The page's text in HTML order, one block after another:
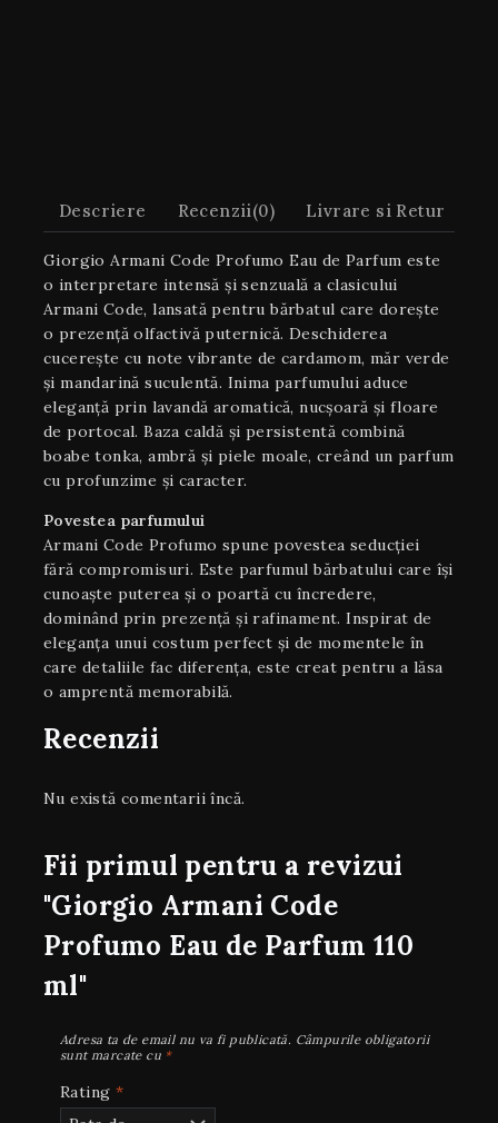
Descriere Recenzii(0) Livrare si Retur
Giorgio Armani Code Profumo Eau de Parfum este
o interpretare intensă și senzuală a clasicului
Armani Code, lansată pentru bărbatul care dorește
o prezență olfactivă puternică. Deschiderea
cucerește cu note vibrante de cardamom, măr verde
și mandarină suculentă. Inima parfumului aduce
eleganță prin lavandă aromatică, nucșoară și floare
de portocal. Baza caldă și persistentă combină
boabe tonka, ambră și piele moale, creând un parfum
cu profunzime și caracter.
Povestea parfumului
Armani Code Profumo spune povestea seducției
fără compromisuri. Este parfumul bărbatului care își
cunoaște puterea și o poartă cu încredere,
dominând prin prezență și rafinament. Inspirat de
eleganța unui costum perfect și de momentele în
care detaliile fac diferența, este creat pentru a lăsa
o amprentă memorabilă.
Recenzii
Nu există comentarii încă.
Fii primul pentru a revizui
"Giorgio Armani Code
Profumo Eau de Parfum 110
ml"
Adresa ta de email nu va fi publicată. Câmpurile obligatorii
sunt marcate cu *
Rating *